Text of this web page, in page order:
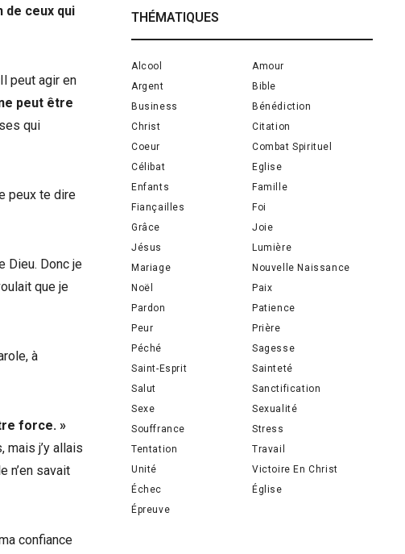
de ceux qui
peut agir en
peut être
qui
peux te dire
Dieu. Donc je
que je
à
force. »
mais j’y allais
n’en savait
confiance
THÉMATIQUES
Alcool
Amour
Argent
Bible
Business
Bénédiction
Christ
Citation
Coeur
Combat Spirituel
Célibat
Eglise
Enfants
Famille
Fiançailles
Foi
Grâce
Joie
Jésus
Lumière
Mariage
Nouvelle Naissance
Noël
Paix
Pardon
Patience
Peur
Prière
Péché
Sagesse
Saint-Esprit
Sainteté
Salut
Sanctification
Sexe
Sexualité
Souffrance
Stress
Tentation
Travail
Unité
Victoire En Christ
Échec
Église
Épreuve